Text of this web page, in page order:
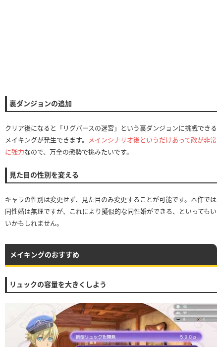
裏ダンジョンの追加
クリア後になると「リグバースの迷宮」という裏ダンジョンに挑戦できる
メイキングが発生できます。 メインシナリオ後というだけあって敵が非常
に強力なので、万全の態勢で挑みたいです。
見た目の性別を変える
キャラの性別は変更せず、見た目のみ変更することが可能です。本作では
同性婚は無理ですが、これにより擬似的な同性婚ができる、といってもい
いかもしれません。
メイキングのおすすめ
リュックの容量を大きくしよう